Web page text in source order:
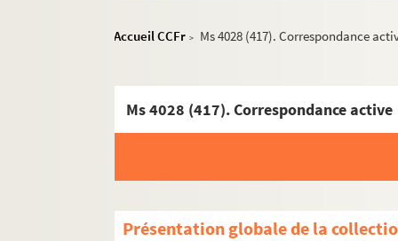
Accueil CCFr > Ms 4028 (417). Correspondance
Ms 4028 (417). Correspondance active
Présentation globale de la